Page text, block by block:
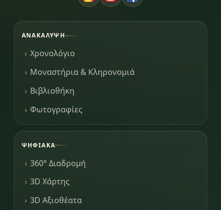
ΑΝΑΚΆΛΥΨΗ
Χρονολόγιο
Μοναστήρια & Κληρονομιά
Βιβλιοθήκη
Φωτογραφίες
ΨΗΦΙΑΚΆ
360° Διαδρομή
3D Χάρτης
3D Αξιοθέατα